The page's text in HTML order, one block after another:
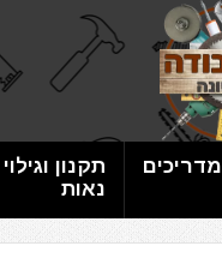
מדריכים
תקנון וגילוי
נאות